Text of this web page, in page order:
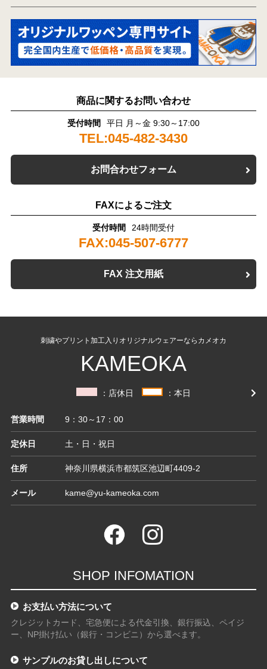
商品に関するお問い合わせ
受付時間 平日 月～金 9:30～17:00
TEL:045-482-3430
お問合わせフォーム
FAXによるご注文
受付時間 24時間受付
FAX:045-507-6777
FAX 注文用紙
刺繍やプリント加工入りオリジナルウェアーならカメオカ
KAMEOKA
：店休日 ：本日
営業時間 9：30～17：00
定休日 土・日・祝日
住所 神奈川県横浜市都筑区池辺町4409-2
メール kame@yu-kameoka.com
SHOP INFOMATION
お支払い方法について
クレジットカード、宅急便による代金引換、銀行振込、ペイジ
ー、NP掛け払い（銀行・コンビニ）から選べます。
サンプルのお貸し出しについて